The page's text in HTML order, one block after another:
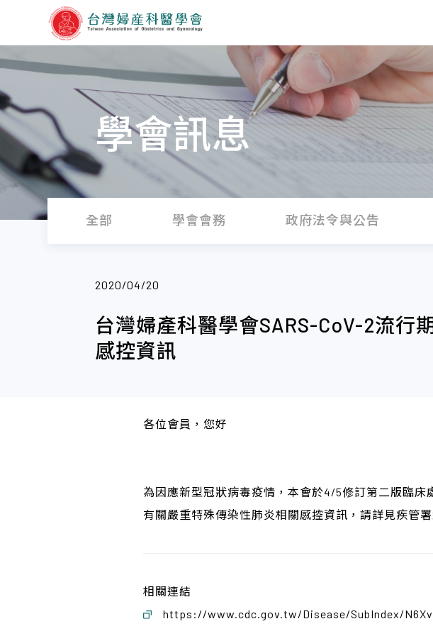
學會訊息
全部 學會會務 政府法令與公告
2020/04/20
台灣婦產科醫學會SARS-CoV-2流行
感控資訊
各位會員，您好
為因應新型冠狀病毒疫情，本會於4/5修訂第二版臨床
有關嚴重特殊傳染性肺炎相關感控資訊，請詳見疾管
相關連結
https://www.cdc.gov.tw/Disease/SubIndex/